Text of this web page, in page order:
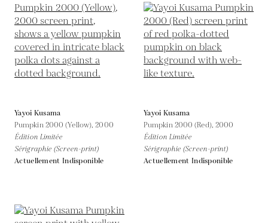
Yayoi Kusama
Pumpkin 2000 (Yellow),2000
Édition Limitée
Sérigraphie (Screen-print)
Actuellement Indisponible
Yayoi Kusama
Pumpkin 2000 (Red), 2000
Édition Limitée
Sérigraphie (Screen-print)
Actuellement Indisponible